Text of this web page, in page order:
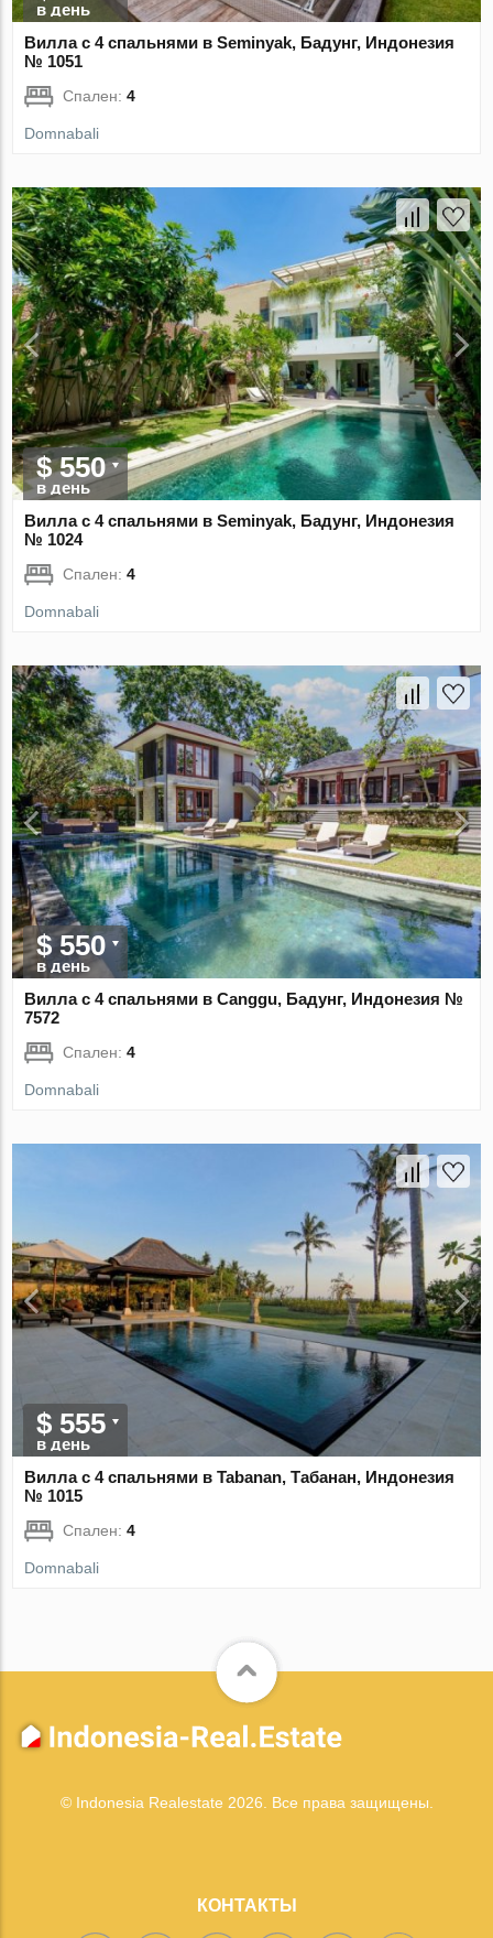
в день
Вилла с 4 спальнями в Seminyak, Бадунг, Индонезия
№ 1051
Спален:4
Domnabali
$ 550
в день
Вилла с 4 спальнями в Seminyak, Бадунг, Индонезия
№ 1024
Спален:4
Domnabali
$ 550
в день
Вилла с 4 спальнями в Canggu, Бадунг, Индонезия №
7572
Спален:4
Domnabali
$ 555
в день
Вилла с 4 спальнями в Tabanan, Табанан, Индонезия
№ 1015
Спален:4
Domnabali
© Indonesia Realestate 2026. Все права защищены.
КОНТАКТЫ